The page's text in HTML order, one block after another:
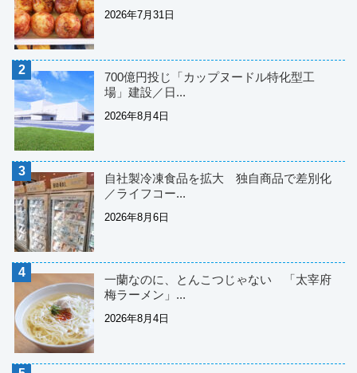
2026年7月31日
700億円投じ「カップヌードル特化型工
場」建設／日...
2026年8月4日
自社製冷凍食品を拡大 独自商品で差別化
／ライフコー...
2026年8月6日
一蘭なのに、とんこつじゃない 「太宰府
梅ラーメン」...
2026年8月4日